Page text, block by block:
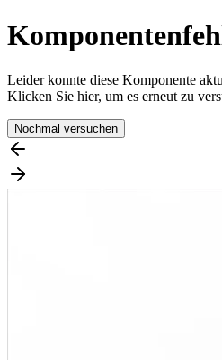
Leider konnte diese Komponente
Klicken Sie hier, um es erneut zu
Nochmal versuchen